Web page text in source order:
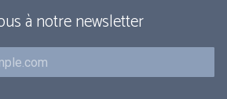
à notre newsletter